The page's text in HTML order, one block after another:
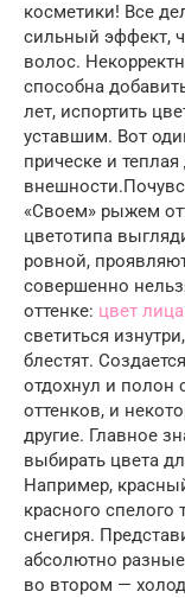
косметики! Все
сильный эффект,
волос.
способна
лет, испортить
уставшим. Вот
прическе и
«Своем» рыжем
цветотипа
ровной,
совершенно
оттенке: цвет
светиться
блестят.
отдохнул и полон
оттенков, и
другие. Главное
выбирать цвета
Например,
красного
снегиря.
абсолютно
во втором —